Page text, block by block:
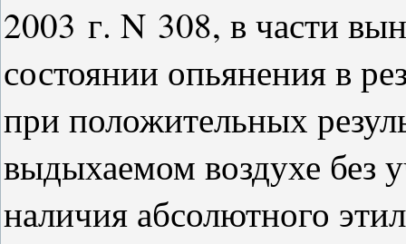
2003 г. N 308, в части
состоянии опьянения в
при положительных
выдыхаемом воздухе без
наличия абсолютного